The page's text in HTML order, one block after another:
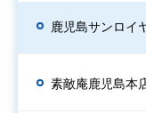
鹿児島サンロイ
素敵庵鹿児島本